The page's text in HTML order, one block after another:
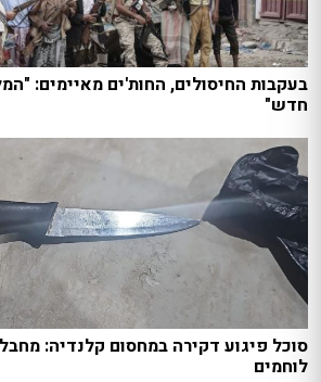
בעקבות החיסולים, החות'ים מאיימים:
חדש"
סוכל פיגוע דקירה במחסום קלנדיה:
לוחמים